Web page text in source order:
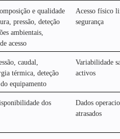
e qualidade
pressão, deteção
ambientais,
acesso
Acesso físico
segurança
caudal,
térmica, deteção
equipamento
Variabilidade
activos
dos
Dados
atrasados